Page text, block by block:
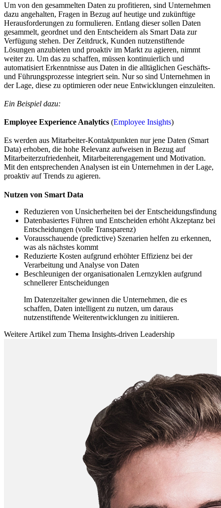
Um von den gesammelten Daten zu profitieren, sind Unternehmen
dazu angehalten, Fragen in Bezug auf heutige und zukünftige
Herausforderungen zu formulieren. Entlang dieser sollen Daten
gesammelt, geordnet und den Entscheidern als Smart Data zur
Verfügung stehen. Der Zeitdruck, Kunden nutzenstiftende
Lösungen anzubieten und proaktiv im Markt zu agieren, nimmt
weiter zu. Um das zu schaffen, müssen kontinuierlich und
automatisiert Erkenntnisse aus Daten in die alltäglichen Geschäfts-
und Führungsprozesse integriert sein. Nur so sind Unternehmen in
der Lage, diese zu optimieren oder neue Entwicklungen einzuleiten.
Ein Beispiel dazu:
Employee Experience Analytics (Employee Insights)
Es werden aus Mitarbeiter-Kontaktpunkten nur jene Daten (Smart
Data) erhoben, die hohe Relevanz aufweisen in Bezug auf
Mitarbeiterzufriedenheit, Mitarbeiterengagement und Motivation.
Mit den entsprechenden Analysen ist ein Unternehmen in der Lage,
proaktiv auf Trends zu agieren.
Nutzen von Smart Data
Reduzieren von Unsicherheiten bei der Entscheidungsfindung
Datenbasiertes Führen und Entscheiden erhöht Akzeptanz bei
Entscheidungen (volle Transparenz)
Vorausschauende (predictive) Szenarien helfen zu erkennen,
was als nächstes kommt
Reduzierte Kosten aufgrund erhöhter Effizienz bei der
Verarbeitung und Analyse von Daten
Beschleunigen der organisationalen Lernzyklen aufgrund
schnellerer Entscheidungen
Im Datenzeitalter gewinnen die Unternehmen, die es
schaffen, Daten intelligent zu nutzen, um daraus
nutzenstiftende Weiterentwicklungen zu initiieren.
Weitere Artikel zum Thema Insights-driven Leadership